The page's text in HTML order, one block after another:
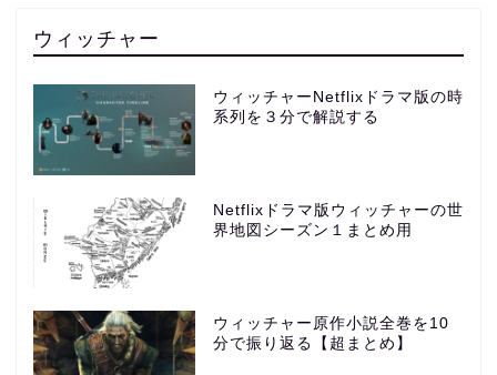
ウィッチャー
ウィッチャーNetflixドラマ版の時
系列を３分で解説する
Netflixドラマ版ウィッチャーの世
界地図シーズン１まとめ用
ウィッチャー原作小説全巻を10
分で振り返る【超まとめ】